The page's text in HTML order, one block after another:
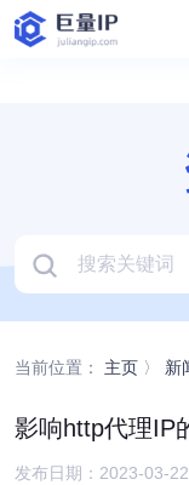
当前位置： 主页 〉 新
影响http代理IP
发布日期：2023-03-22